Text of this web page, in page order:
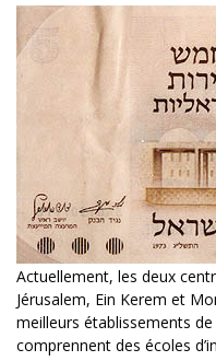
Actuellement, les deux
Jérusalem, Ein Kerem et
meilleurs établissements
comprennent des écoles